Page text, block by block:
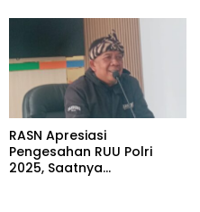
RASN Apresiasi
Pengesahan RUU Polri
2025, Saatnya